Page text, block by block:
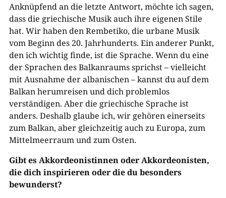
Anknüpfend an die letzte Antwort, möchte ich sagen,
dass die griechische Musik auch ihre eigenen Stile
hat. Wir haben den Rembetiko, die urbane Musik
vom Beginn des 20. Jahrhunderts. Ein anderer Punkt,
den ich wichtig finde, ist die Sprache. Wenn du eine
der Sprachen des Balkanraums sprichst – vielleicht
mit Ausnahme der albanischen – kannst du auf dem
Balkan herumreisen und dich problemlos
verständigen. Aber die griechische Sprache ist
anders. Deshalb glaube ich, wir gehören einerseits
zum Balkan, aber gleichzeitig auch zu Europa, zum
Mittelmeerraum und zum Osten.
Gibt es Akkordeonistinnen oder Akkordeonisten,
die dich inspirieren oder die du besonders
bewunderst?